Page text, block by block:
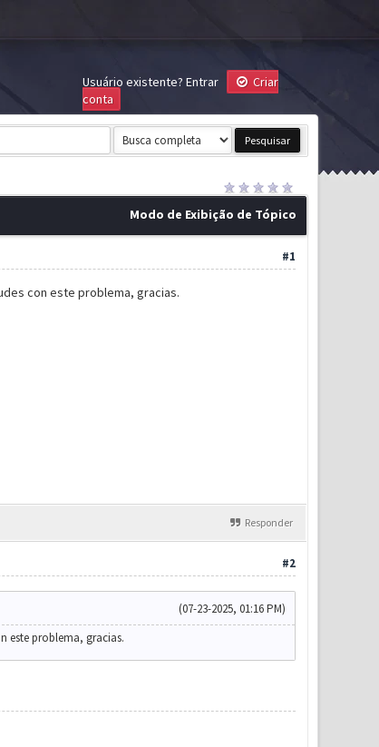
Usuário existente? Entrar
Criar
conta
Modo de Exibição de Tópico
#1
con este problema, gracias.
Responder
#2
(07-23-2025, 01:16 PM)
este problema, gracias.